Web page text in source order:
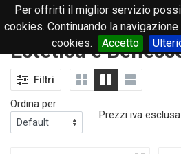
Per offrirti il miglior servizio
cookies. Continuando la
cookies.
Accetto
Estetica e
Filtri
Ordina per
Prezzi iva esclusa